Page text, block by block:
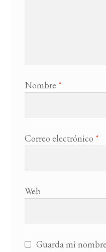
Nombre *
Correo electrónico *
Web
Guarda mi